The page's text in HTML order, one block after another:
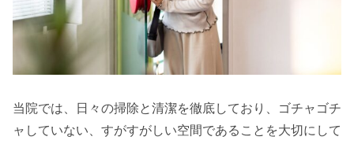
当院では、日々の掃除と清潔を徹底しており、ゴチャゴチ
ャしていない、すがすがしい空間であることを大切にして